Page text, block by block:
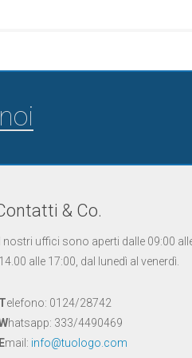
& Co.
I nostri uffici sono aperti dalle 09:00
14.00 alle 17:00, dal lunedì al venerdì.
Telefono: 0124/28742
hatsapp: 333/4490469
Email: info@tuologo.com